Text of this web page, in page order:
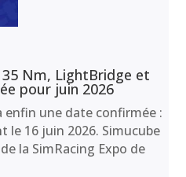
Nm, LightBridge et
pour juin 2026
enfin une date confirmée :
le 16 juin 2026. Simucube
la SimRacing Expo de